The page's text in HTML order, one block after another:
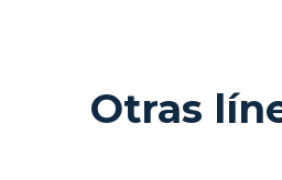
Otras